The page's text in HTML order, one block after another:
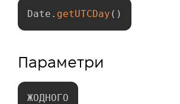
Date . getUTCDay ( )
Параметри
ЖОДНОГО